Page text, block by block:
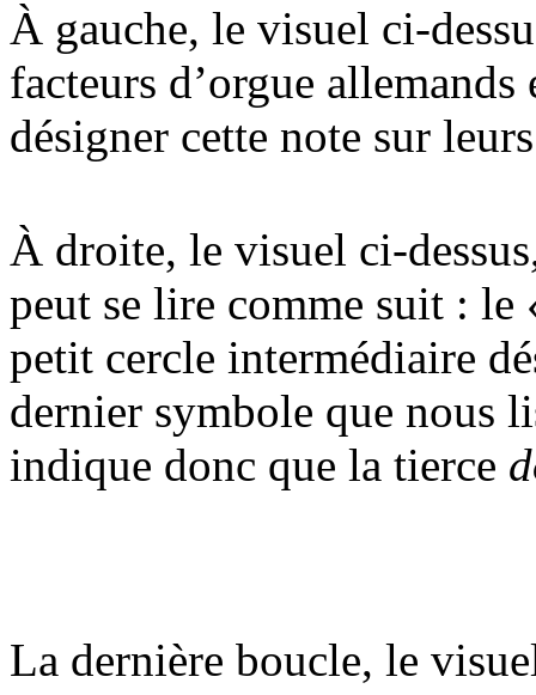
À gauche, le visuel ci-
facteurs d’orgue
désigner cette note sur
À droite, le visuel ci-
peut se lire comme suit :
petit cercle intermédiaire
dernier symbole que nous
indique donc que la tierce
La dernière boucle, le